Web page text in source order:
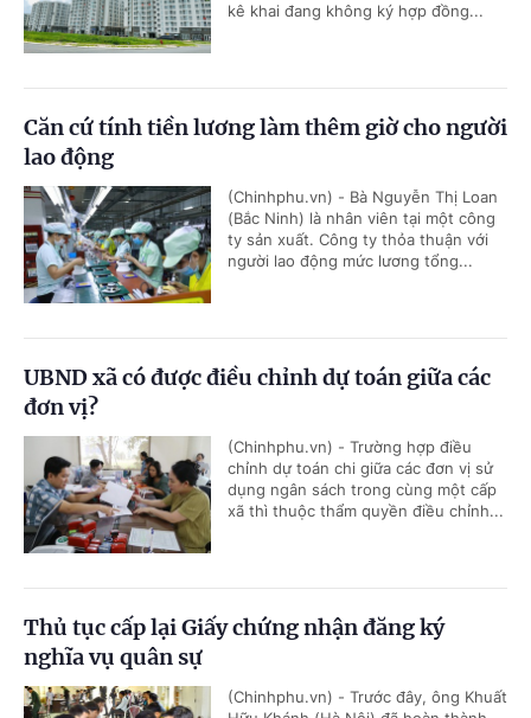
kê khai đang không ký hợp đồng...
Căn cứ tính tiền lương làm thêm giờ cho người
lao động
(Chinhphu.vn) - Bà Nguyễn Thị Loan
(Bắc Ninh) là nhân viên tại một công
ty sản xuất. Công ty thỏa thuận với
người lao động mức lương tổng...
UBND xã có được điều chỉnh dự toán giữa các
đơn vị?
(Chinhphu.vn) - Trường hợp điều
chỉnh dự toán chi giữa các đơn vị sử
dụng ngân sách trong cùng một cấp
xã thì thuộc thẩm quyền điều chỉnh...
Thủ tục cấp lại Giấy chứng nhận đăng ký
nghĩa vụ quân sự
(Chinhphu.vn) - Trước đây, ông Khuất